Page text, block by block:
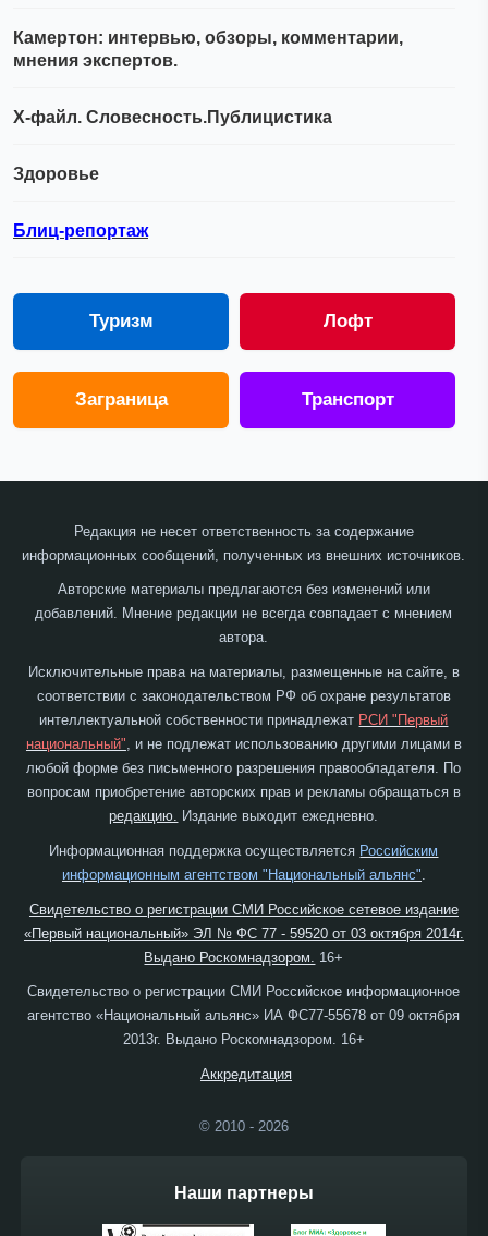
Камертон: интервью, обзоры, комментарии,
мнения экспертов.
Х-файл. Словесность.Публицистика
Здоровье
Блиц-репортаж
Туризм Лофт
Заграница Транспорт
Редакция не несет ответственность за содержание
информационных сообщений, полученных из внешних источников.
Авторские материалы предлагаются без изменений или
добавлений. Мнение редакции не всегда совпадает с мнением
автора.
Исключительные права на материалы, размещенные на сайте, в
соответствии с законодательством РФ об охране результатов
интеллектуальной собственности принадлежат РСИ "Первый
национальный", и не подлежат использованию другими лицами в
любой форме без письменного разрешения правообладателя. По
вопросам приобретение авторских прав и рекламы обращаться в
редакцию. Издание выходит ежедневно.
Информационная поддержка осуществляется Российским
информационным агентством "Национальный альянс"
Свидетельство о регистрации СМИ Российское сетевое издание
«Первый национальный» ЭЛ № ФС 77 - 59520 от 03 октября 2014г.
Выдано Роскомнадзором.
16+
Свидетельство о регистрации СМИ Российское информационное
агентство «Национальный альянс» ИА ФС77-55678 от 09 октября
2013г. Выдано Роскомнадзором. 16+
Аккредитация
© 2010 - 2026
Наши партнеры